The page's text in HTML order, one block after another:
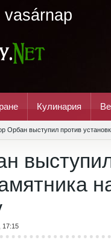
Кулинария
Орбан выступил против
17:15